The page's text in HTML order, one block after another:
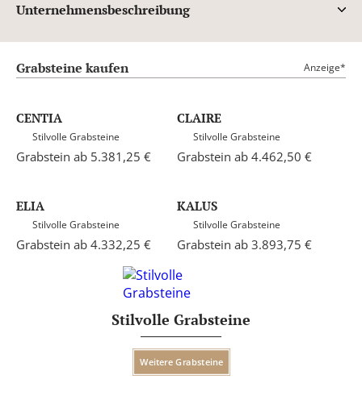
Unternehmensbeschreibung
Grabsteine kaufen Anzeige*
Stilvolle Grabsteine
Weitere Grabsteine
CENTIA
Stilvolle Grabsteine
Grabstein ab 5.381,25 €
CLAIRE
Stilvolle Grabsteine
Grabstein ab 4.462,50 €
ELIA
Stilvolle Grabsteine
Grabstein ab 4.332,25 €
KALUS
Stilvolle Grabsteine
Grabstein ab 3.893,75 €